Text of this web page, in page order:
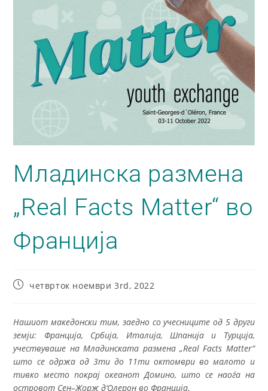
Младинска размена
„Real Facts Matter“ во
Франција
четврток ноември 3rd, 2022
Нашиот македонски тим, заедно со учесниците од 5 други
земји: Франција, Србија, Италија, Шпанија и Турција,
учествуваше на Младинската размена„Real Facts Matter“
што се одржа од3ти до 11ти октомври во малото и
тивко место покрај океанот Домино, што се наоѓа на
островот Сен–Жорж д‘Олерон во Франција.